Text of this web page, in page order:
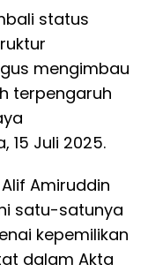
status
mengimbau
terpengaruh
15 Juli 2025.
Amiruddin
satu-satunya
kepemilikan
dalam Akta